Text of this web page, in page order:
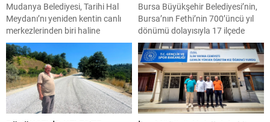
Mudanya Belediyesi, Tarihi Hal
Meydanı’nı yeniden kentin canlı
merkezlerinden biri haline
getirmek için kapsamlı bir
dönüşüm başlattı. Esnafın ve
geleneksel çarşı kültürünün
korunacağı süreçte, meydanın
tarihi mimarisini gün yüzüne
çıkaracak saçaklar da yenileniyor.
Mudanya Belediyesi, kentin en
Bursa Büyükşehir Belediyesi’nin,
Bursa’nın Fethi’nin 700’üncü yıl
dönümü dolayısıyla 17 ilçede
düzenlediği ilçe şenlikleri, bu kez
Keles’te vatandaşları kültür, sanat
ve eğlence dolu etkinliklerde
buluşturdu. Büyükşehir Belediyesi
Kültür, Sanat ve Sosyal İşler
Dairesi Başkanlığı
koordinasyonunda